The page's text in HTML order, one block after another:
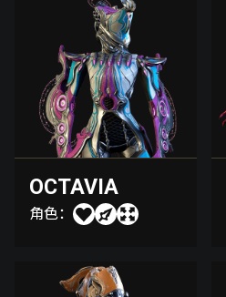
OCTAVIA
角色：